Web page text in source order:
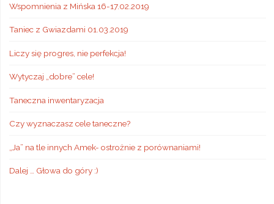
Wspomnienia z Mińska 16-17.02.2019
Taniec z Gwiazdami 01.03.2019
Liczy się progres, nie perfekcja!
Wytyczaj „dobre” cele!
Taneczna inwentaryzacja
Czy wyznaczasz cele taneczne?
„Ja” na tle innych Amek- ostrożnie z porównaniami!
Dalej … Głowa do góry :)